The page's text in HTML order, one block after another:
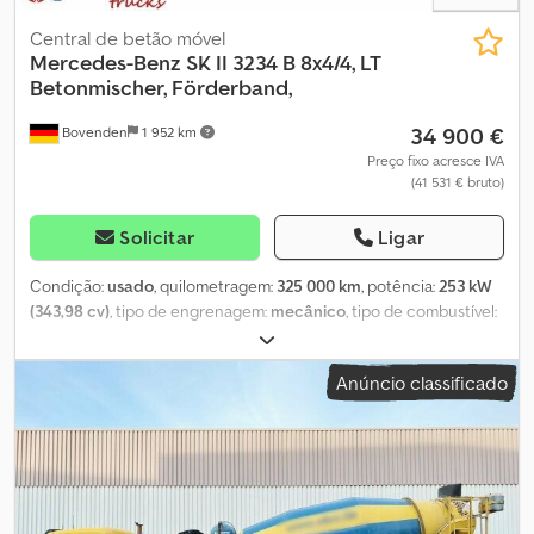
Bovenden 1 952 km
Central de betão móvel
Mercedes-Benz SK II 3234 B 8x4/4, LT
Betonmischer, Förderband,
34 900 €
Preço fixo acresce IVA
(41 531 € bruto)
Solicitar Ligar
Condição:usado, quilometragem: 325 000 km, potência:253 kW
(343,98 cv), tipo de engrenagem: mecânico, tipo de combustível:
32 000 kg
kg, peso máximo de carga:15 550 kg, tamanho do pneu:
, número de lugares:2,
travão de motor, suspensão:aço, volume do espaço de carga:9
m³ , cabina do condutor:
4 200 mm, Equipamento:ABS, aquecedor de assento, baixo
nível de ruído, bloqueio do diferencial, cabina, controlo de
Anúncio classificado